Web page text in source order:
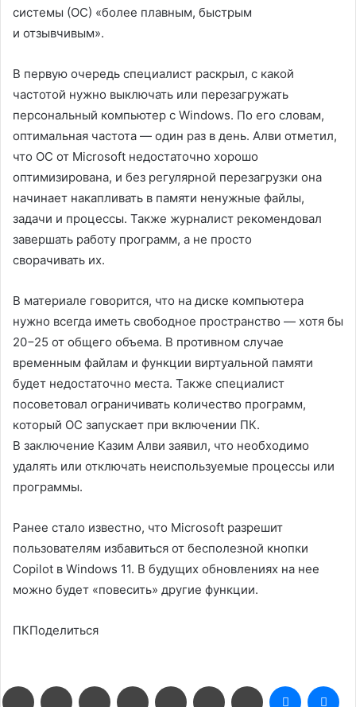
системы (ОС) «более плавным, быстрым
и отзывчивым».
В первую очередь специалист раскрыл, с какой
частотой нужно выключать или перезагружать
персональный компьютер с Windows. По его словам,
оптимальная частота — один раз в день. Алви отметил,
что ОС от Microsoft недостаточно хорошо
оптимизирована, и без регулярной перезагрузки она
начинает накапливать в памяти ненужные файлы,
задачи и процессы. Также журналист рекомендовал
завершать работу программ, а не просто
сворачивать их.
В материале говорится, что на диске компьютера
нужно всегда иметь свободное пространство — хотя бы
20−25 от общего объема. В противном случае
временным файлам и функции виртуальной памяти
будет недостаточно места. Также специалист
посоветовал ограничивать количество программ,
который ОС запускает при включении ПК.
В заключение Казим Алви заявил, что необходимо
удалять или отключать неиспользуемые процессы или
программы.
Ранее стало известно, что Microsoft разрешит
пользователям избавиться от бесполезной кнопки
Copilot в Windows 11. В будущих обновлениях на нее
можно будет «повесить» другие функции.
ПКПоделиться
FacebookTwitter LinkedIn Pinterest Reddit ВконтактеОдноклассники
Messenger